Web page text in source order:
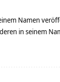
Namen
in seinem